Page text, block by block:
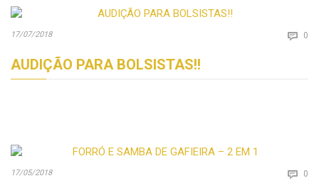
17/07/2018  0
AUDIÇÃO PARA BOLSISTAS!!
17/05/2018  0